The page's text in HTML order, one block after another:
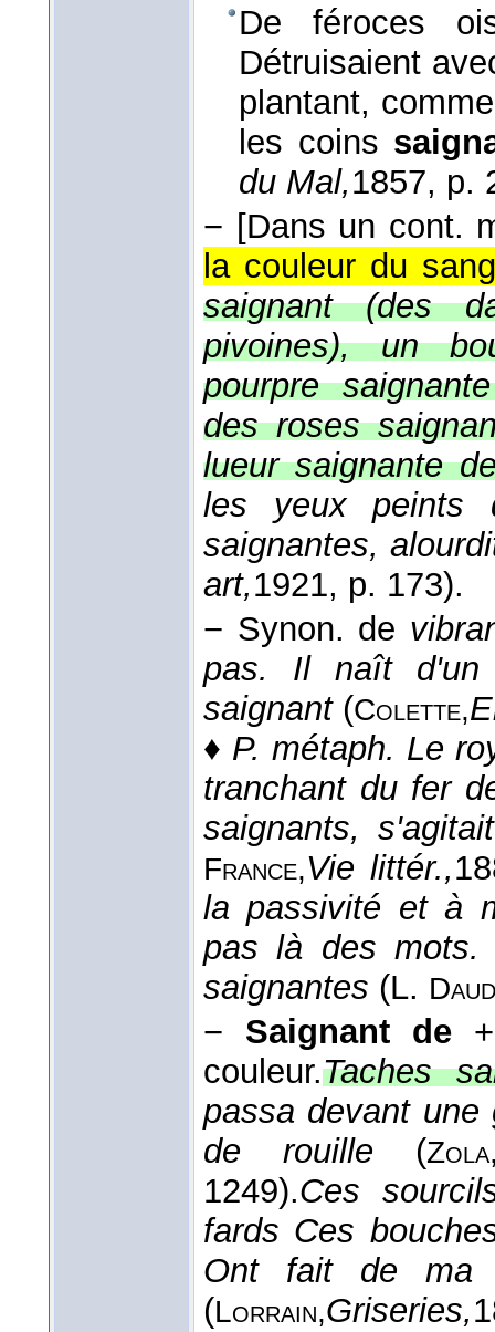
De féroces
Détruisaient
plantant,
les coins
du Mal,1857, p.
− [Dans un cont.
la couleur du
saignant (des
pivoines), un
pourpre
des roses
lueur saignante
les yeux peints
saignantes,
art,1921, p. 173).
− Synon. de
pas. Il naît d'un
saignant (Colette,
♦ P. métaph. Le
tranchant du fer
saignants,
France,Vie littér.,
la passivité et à
pas là des mots.
saignantes (L.
− Saignant de
couleur.Taches
passa devant une
de rouille (
1249).Ces
fards Ces
Ont fait de ma
(Lorrain,Griseries,